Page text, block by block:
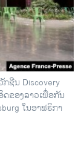
ຊີນ Discovery
ດ​ຂອງ​ລາວເພື່ອ​ກັນ
ໃນ​ອາ​ຟ​ຣິ​ກາ​